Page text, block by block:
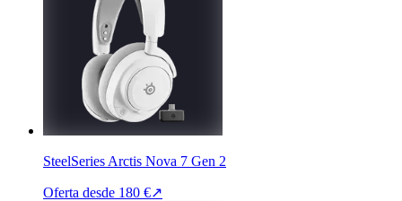
SteelSeries Arctis Nova 7 Gen 2
Oferta desde 180 €↗